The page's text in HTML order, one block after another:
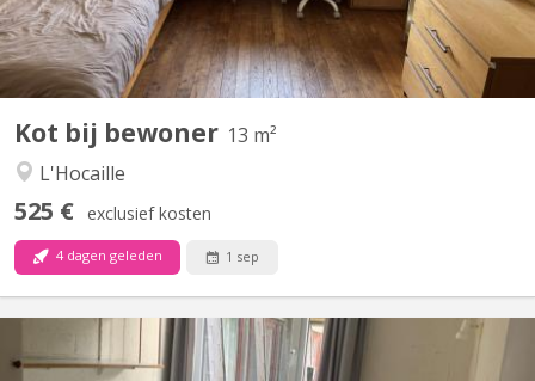
Kot bij bewoner 13 m²
L'Hocaille
525 € exclusief kosten
4 dagen geleden 1 sep
KV 2256